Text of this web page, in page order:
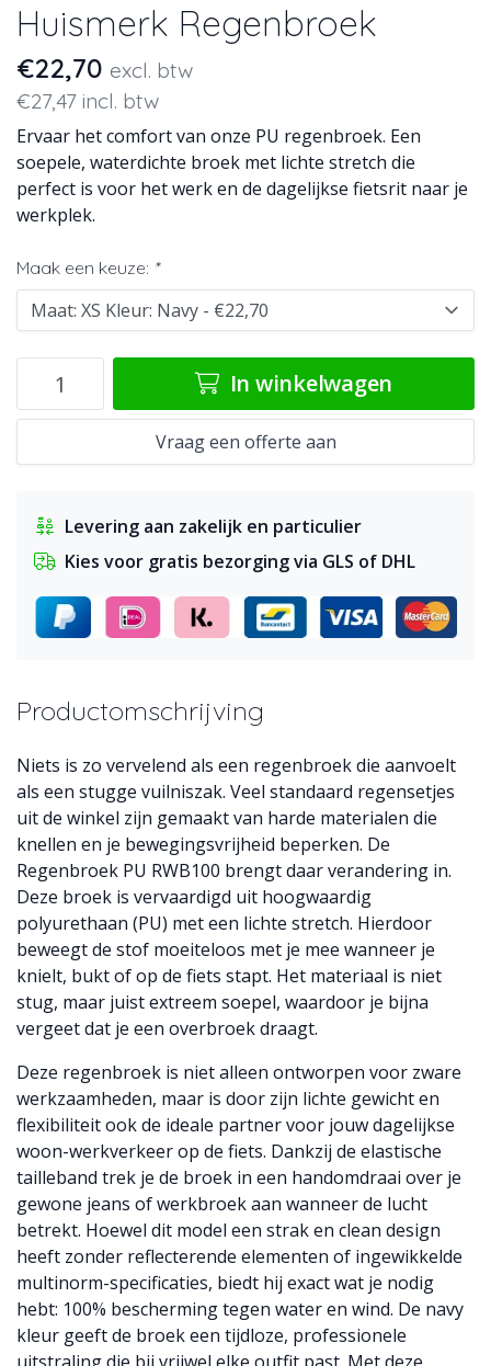
Huismerk Regenbroek
€22,70 excl. btw
€27,47 incl. btw
Ervaar het comfort van onze PU regenbroek. Een
soepele, waterdichte broek met lichte stretch die
perfect is voor het werk en de dagelijkse fietsrit naar je
werkplek.
Maak een keuze: *
In winkelwagen
Vraag een offerte aan
Levering aan zakelijk en particulier
Kies voor gratis bezorging via GLS of DHL
Productomschrijving
Niets is zo vervelend als een regenbroek die aanvoelt
als een stugge vuilniszak. Veel standaard regensetjes
uit de winkel zijn gemaakt van harde materialen die
knellen en je bewegingsvrijheid beperken. De
Regenbroek PU RWB100 brengt daar verandering in.
Deze broek is vervaardigd uit hoogwaardig
polyurethaan (PU) met een lichte stretch. Hierdoor
beweegt de stof moeiteloos met je mee wanneer je
knielt, bukt of op de fiets stapt. Het materiaal is niet
stug, maar juist extreem soepel, waardoor je bijna
vergeet dat je een overbroek draagt.
Deze regenbroek is niet alleen ontworpen voor zware
werkzaamheden, maar is door zijn lichte gewicht en
flexibiliteit ook de ideale partner voor jouw dagelijkse
woon-werkverkeer op de fiets. Dankzij de elastische
tailleband trek je de broek in een handomdraai over je
gewone jeans of werkbroek aan wanneer de lucht
betrekt. Hoewel dit model een strak en clean design
heeft zonder reflecterende elementen of ingewikkelde
multinorm-specificaties, biedt hij exact wat je nodig
hebt: 100% bescherming tegen water en wind. De navy
kleur geeft de broek een tijdloze, professionele